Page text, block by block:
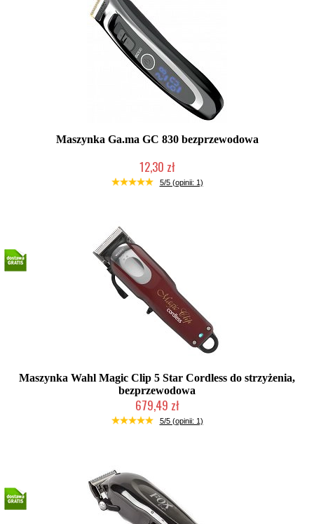
Maszynka Ga.ma GC 830 bezprzewodowa
12,30 zł
Produkt wycofany
5/5 (opinii: 1)
Maszynka Wahl Magic Clip 5 Star Cordless do strzyżenia,
bezprzewodowa
679,49 zł
Duża ilość (wysyłka w 24h)
5/5 (opinii: 1)